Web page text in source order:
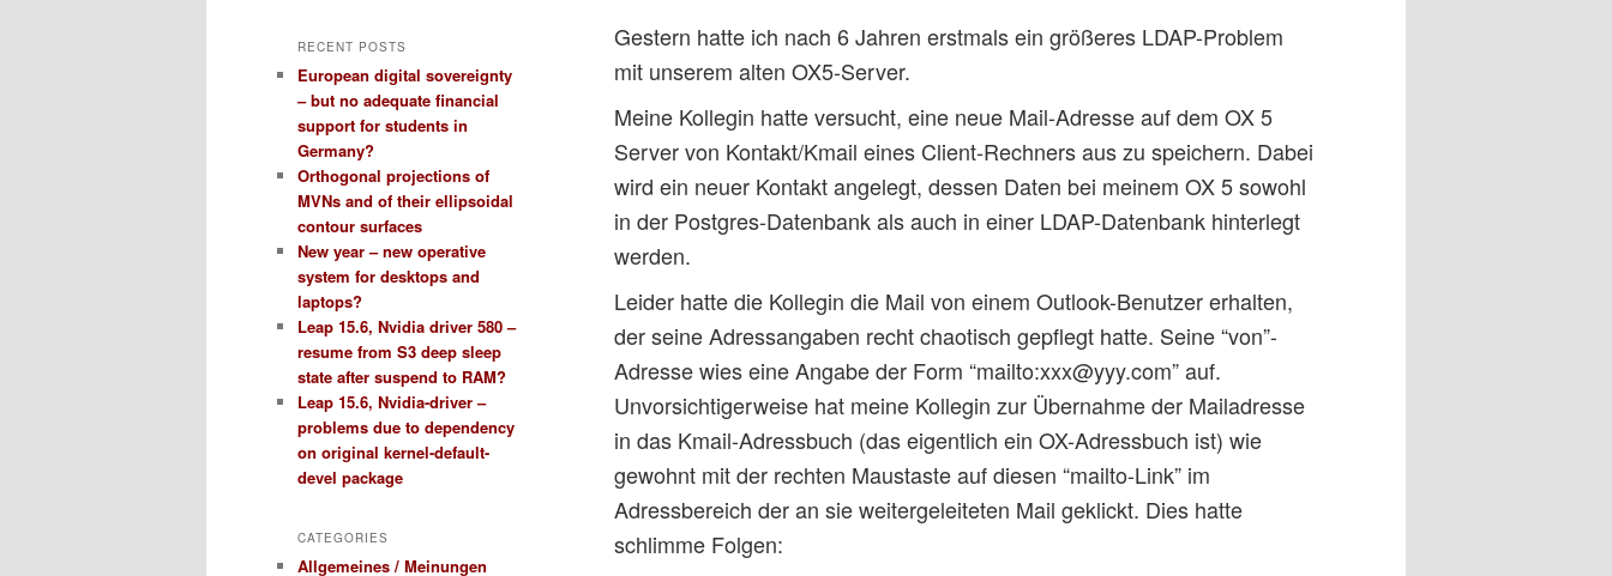
Gestern hatte ich nach 6 Jahren erstmals ein größeres LDAP-Problem
mit unserem alten OX5-Server.
Meine Kollegin hatte versucht, eine neue Mail-Adresse auf dem OX 5
Server von Kontakt/Kmail eines Client-Rechners aus zu speichern. Dabei
wird ein neuer Kontakt angelegt, dessen Daten bei meinem OX 5 sowohl
in der Postgres-Datenbank als auch in einer LDAP-Datenbank hinterlegt
werden.
Leider hatte die Kollegin die Mail von einem Outlook-Benutzer erhalten,
der seine Adressangaben recht chaotisch gepflegt hatte. Seine “von”-
Adresse wies eine Angabe der Form “mailto:xxx@yyy.com” auf.
Unvorsichtigerweise hat meine Kollegin zur Übernahme der Mailadresse
in das Kmail-Adressbuch (das eigentlich ein OX-Adressbuch ist) wie
gewohnt mit der rechten Maustaste auf diesen “mailto-Link” im
Adressbereich der an sie weitergeleiteten Mail geklickt. Dies hatte
schlimme Folgen:
RECENT POSTS
European digital sovereignty
– but no adequate financial
support for students in
Germany?
Orthogonal projections of
MVNs and of their ellipsoidal
contour surfaces
New year – new operative
system for desktops and
laptops?
Leap 15.6, Nvidia driver 580 –
resume from S3 deep sleep
state after suspend to RAM?
Leap 15.6, Nvidia-driver –
problems due to dependency
on original kernel-default-
devel package
CATEGORIES
Allgemeines / Meinungen